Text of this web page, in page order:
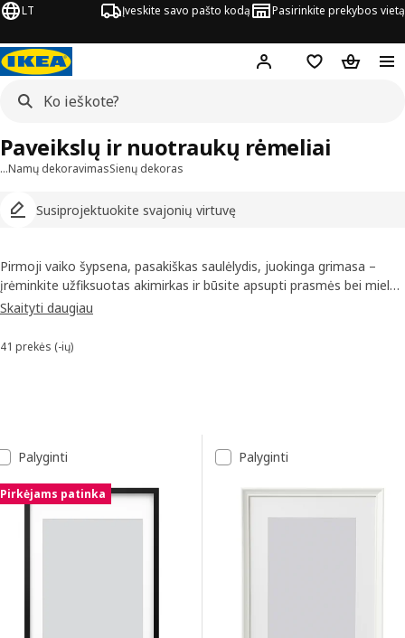
LT Įveskite savo pašto kodą Pasirinkite prekybos vietą
Hej! Prisijungti
Pageidavimų
Pirkinių
…Namų dekoravimasSienų dekoras
Susiprojektuokite svajonių virtuvę
Paveikslų ir nuotraukų rėmeliai
Pirmoji vaiko šypsena, pasakiškas saulėlydis, juokinga grimasa –
įrėminkite užfiksuotas akimirkas ir būsite apsupti prasmės bei mielų
prisiminimų. Ar norėtumėte jaukių medienos rašto, ryškiaspalvių, ar
įrėminti ne tik nuotraukas, bet ir paveikslus, plakatus, atvirukus.
Skaityti daugiau
Rūšiuoti ir filtruoti
41 prekės (-ių)
Rezultatų sąrašas
Palyginti
Pirkėjams patinka
Palyginti